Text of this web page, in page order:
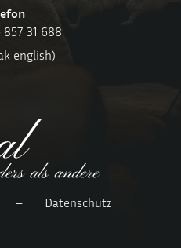
31 688
english)
– Datenschutz